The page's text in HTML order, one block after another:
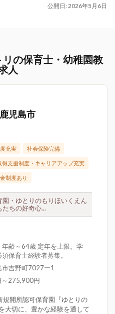
公開日: 2026年5月6日
の保育士・幼稚園教
人
児島市
充実 社会保険完備
得支援制度・キャリアアップ充実
制度あり
・ゆとりのもりほいくえん
ちの好奇心...
年齢～64歳 定年を上限。学
保育士経験者募集。
市吉野町7027ー1
～275,900円
規開所認可保育園『ゆとりの
大切に、豊かな経験を通して